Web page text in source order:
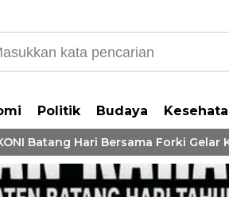
Politik Budaya
Batang Hari Bersama Forki Gelar